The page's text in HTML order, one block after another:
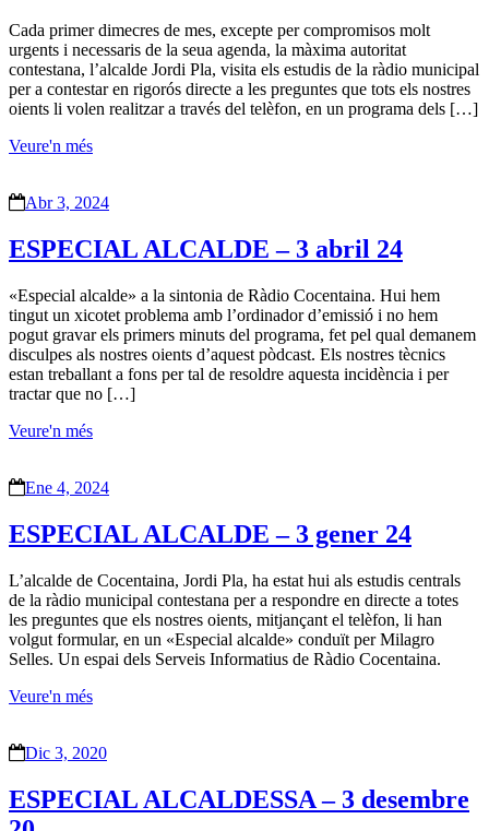
Cada primer dimecres de mes, excepte per compromisos molt
urgents i necessaris de la seua agenda, la màxima autoritat
contestana, l’alcalde Jordi Pla, visita els estudis de la ràdio municipal
per a contestar en rigorós directe a les preguntes que tots els nostres
oients li volen realitzar a través del telèfon, en un programa dels […]
Veure'n més
Abr 3, 2024
ESPECIAL ALCALDE – 3 abril 24
«Especial alcalde» a la sintonia de Ràdio Cocentaina. Hui hem
tingut un xicotet problema amb l’ordinador d’emissió i no hem
pogut gravar els primers minuts del programa, fet pel qual demanem
disculpes als nostres oients d’aquest pòdcast. Els nostres tècnics
estan treballant a fons per tal de resoldre aquesta incidència i per
tractar que no […]
Veure'n més
Ene 4, 2024
ESPECIAL ALCALDE – 3 gener 24
L’alcalde de Cocentaina, Jordi Pla, ha estat hui als estudis centrals
de la ràdio municipal contestana per a respondre en directe a totes
les preguntes que els nostres oients, mitjançant el telèfon, li han
volgut formular, en un «Especial alcalde» conduït per Milagro
Selles. Un espai dels Serveis Informatius de Ràdio Cocentaina.
Veure'n més
Dic 3, 2020
ESPECIAL ALCALDESSA – 3 desembre